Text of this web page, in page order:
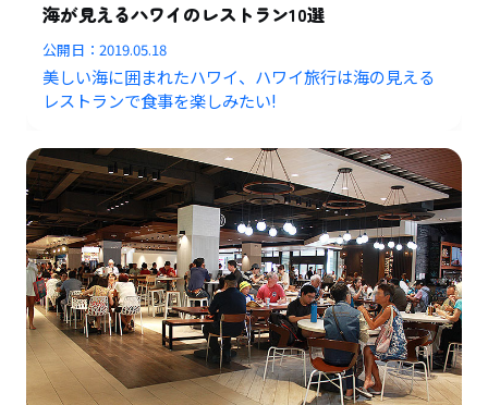
海が見えるハワイのレストラン10選
公開日：2019.05.18
美しい海に囲まれたハワイ、ハワイ旅行は海の見える
レストランで食事を楽しみたい!